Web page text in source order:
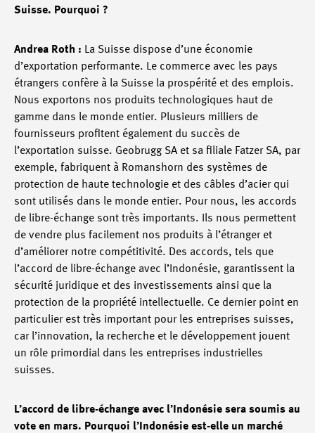
Suisse. Pourquoi ?
Andrea Roth : La Suisse dispose d’une économie
d’exportation performante. Le commerce avec les pays
étrangers confère à la Suisse la prospérité et des emplois.
Nous exportons nos produits technologiques haut de
gamme dans le monde entier. Plusieurs milliers de
fournisseurs profitent également du succès de
l’exportation suisse. Geobrugg SA et sa filiale Fatzer SA, par
exemple, fabriquent à Romanshorn des systèmes de
protection de haute technologie et des câbles d’acier qui
sont utilisés dans le monde entier. Pour nous, les accords
de libre-échange sont très importants. Ils nous permettent
de vendre plus facilement nos produits à l’étranger et
d’améliorer notre compétitivité. Des accords, tels que
l’accord de libre-échange avec l’Indonésie, garantissent la
sécurité juridique et des investissements ainsi que la
protection de la propriété intellectuelle. Ce dernier point en
particulier est très important pour les entreprises suisses,
car l’innovation, la recherche et le développement jouent
un rôle primordial dans les entreprises industrielles
suisses.
L’accord de libre-échange avec l’Indonésie sera soumis au
vote en mars. Pourquoi l’Indonésie est-elle un marché